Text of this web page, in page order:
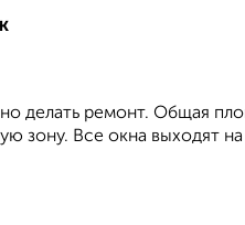
делать ремонт. Общая
зону. Все окна выходят